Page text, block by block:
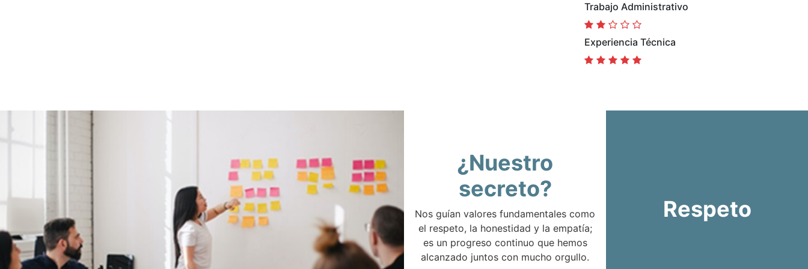
Trabajo Administrativo
Experiencia Técnica
¿Nuestro
secreto?
Nos guían valores fundamentales como
el respeto, la honestidad y la empatía;
es un progreso continuo que hemos
alcanzado juntos con mucho orgullo.
Respeto